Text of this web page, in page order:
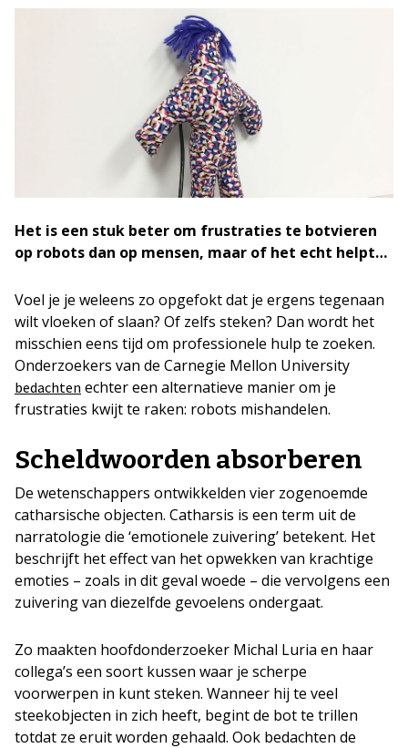
Het is een stuk beter om frustraties te botvieren
op robots dan op mensen, maar of het echt helpt…
Voel je je weleens zo opgefokt dat je ergens tegenaan
wilt vloeken of slaan? Of zelfs steken? Dan wordt het
misschien eens tijd om professionele hulp te zoeken.
Onderzoekers van de Carnegie Mellon University
bedachten echter een alternatieve manier om je
frustraties kwijt te raken: robots mishandelen.
Scheldwoorden absorberen
De wetenschappers ontwikkelden vier zogenoemde
catharsische objecten. Catharsis is een term uit de
narratologie die ‘emotionele zuivering’ betekent. Het
beschrijft het effect van het opwekken van krachtige
emoties – zoals in dit geval woede – die vervolgens een
zuivering van diezelfde gevoelens ondergaat.
Zo maakten hoofdonderzoeker Michal Luria en haar
collega’s een soort kussen waar je scherpe
voorwerpen in kunt steken. Wanneer hij te veel
steekobjecten in zich heeft, begint de bot te trillen
totdat ze eruit worden gehaald. Ook bedachten de